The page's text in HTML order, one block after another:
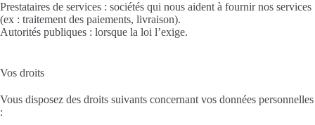
Prestataires de services : sociétés qui nous aident à fournir nos services
(ex : traitement des paiements, livraison).
Autorités publiques : lorsque la loi l’exige.
Vos droits
Vous disposez des droits suivants concernant vos données personnelles
: